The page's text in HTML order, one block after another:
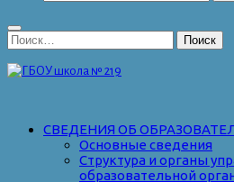
Найти:
СВЕДЕНИЯ ОБ
Основные сведения
Структура и органы
образовательной